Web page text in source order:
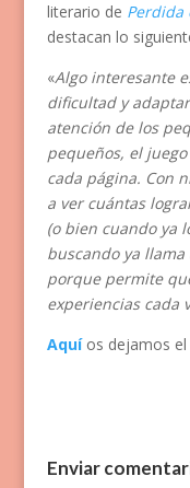
literario de
destacan lo
«Algo interesante
dificultad y
atención de los
pequeños, el
cada página. Con
a ver cuántas
(o bien cuando ya
buscando ya
porque permite
experiencias cada
Aquí os dejamos el
Enviar